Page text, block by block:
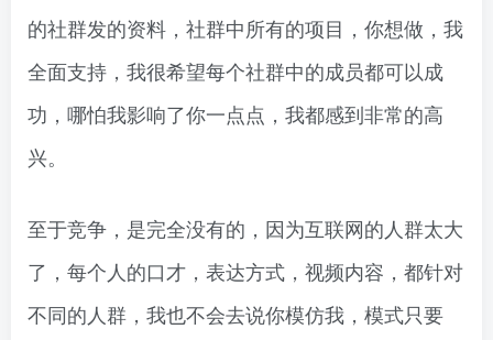
的社群发的资料，社群中所有的项目，你想做，我
全面支持，我很希望每个社群中的成员都可以成
功，哪怕我影响了你一点点，我都感到非常的高
兴。
至于竞争，是完全没有的，因为互联网的人群太大
了，每个人的口才，表达方式，视频内容，都针对
不同的人群，我也不会去说你模仿我，模式只要